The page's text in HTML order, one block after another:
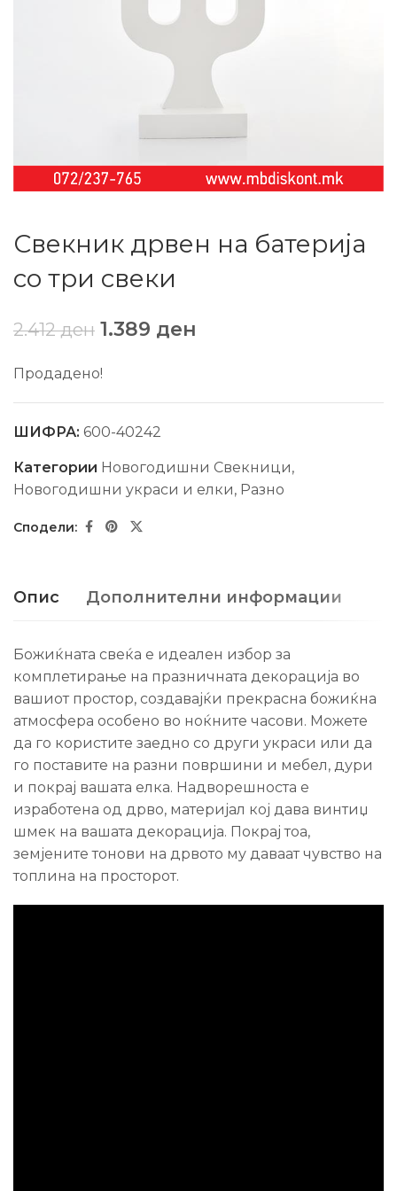
Свекник дрвен на батерија
со три свеки
2.412ден 1.389 ден
Продадено!
ШИФРА: 600-40242
Категории Новогодишни Свекници,
Новогодишни украси и елки, Разно
Опис Дополнителни информации
Божиќната свеќа е идеален избор за
комплетирање на празничната декорација во
вашиот простор, создавајќи прекрасна божиќна
атмосфера особено во ноќните часови. Можете
да го користите заедно со други украси или да
го поставите на разни површини и мебел, дури
и покрај вашата елка. Надворешноста е
изработена од дрво, материјал кој дава винтиџ
шмек на вашата декорација. Покрај тоа,
земјените тонови на дрвото му даваат чувство на
топлина на просторот.